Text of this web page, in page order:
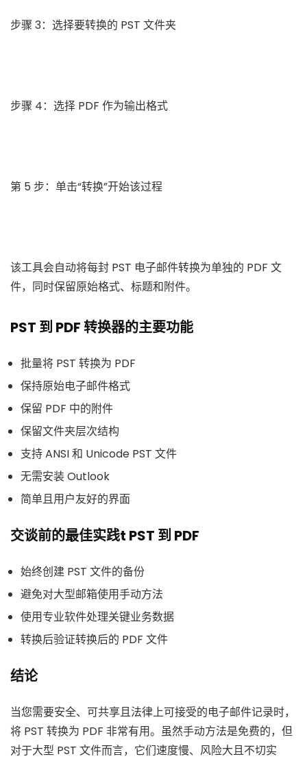
步骤 3：选择要转换的 PST 文件夹
步骤 4：选择 PDF 作为输出格式
第 5 步：单击“转换”开始该过程
该工具会自动将每封 PST 电子邮件转换为单独的 PDF 文
件，同时保留原始格式、标题和附件。
PST 到 PDF 转换器的主要功能
批量将 PST 转换为 PDF
保持原始电子邮件格式
保留 PDF 中的附件
保留文件夹层次结构
支持 ANSI 和 Unicode PST 文件
无需安装 Outlook
简单且用户友好的界面
交谈前的最佳实践t PST 到 PDF
始终创建 PST 文件的备份
避免对大型邮箱使用手动方法
使用专业软件处理关键业务数据
转换后验证转换后的 PDF 文件
结论
当您需要安全、可共享且法律上可接受的电子邮件记录时，
将 PST 转换为 PDF 非常有用。虽然手动方法是免费的，但
对于大型 PST 文件而言，它们速度慢、风险大且不切实